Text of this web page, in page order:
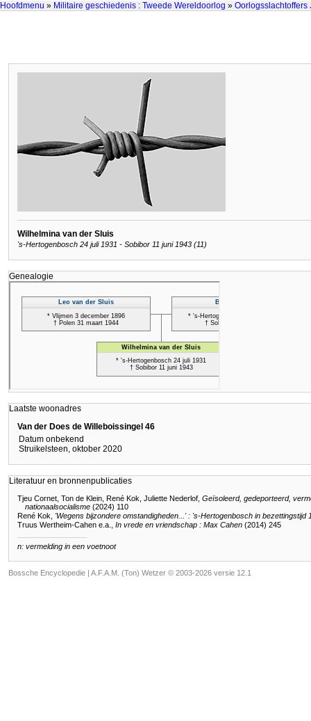
Hoofdmenu » Militaire geschiedenis : Tweede Wereldoorlog » Oorlogsslachtoffers
Wilhelmina van der Sluis
's-Hertogenbosch 24 juli 1931 - Sobibor 11 juni 1943 (11)
Genealogie
Laatste woonadres
Van der Does de Willeboissingel 46
Datum onbekend
Struikelsteen, oktober 2020
Literatuur en bronnenpublicaties
Tjeu Cornet, Ton de Klein, René Kok, Juliette Nederlof, Geïsoleerd, gedeporteerd,
nationaalsocialisme (2024) 110
René Kok, 'Wegens bijzondere omstandigheden...' : 's-Hertogenbosch in bezettingstijd
Truus Wertheim-Cahen e.a., In vrede en vriendschap : Max Cahen (2014) 245
n: vermelding in een voetnoot
Bossche Encyclopedie | A.F.A.M. (Ton) Wetzer © 2003-2026 versie 12.1